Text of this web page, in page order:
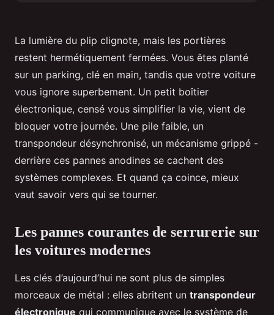
La lumière du plip clignote, mais les portières
restent hermétiquement fermées. Vous êtes planté
sur un parking, clé en main, tandis que votre voiture
vous ignore superbement. Un petit boîtier
électronique, censé vous simplifier la vie, vient de
bloquer votre journée. Une pile faible, un
transpondeur désynchronisé, un mécanisme grippé -
derrière ces pannes anodines se cachent des
systèmes complexes. Et quand ça coince, mieux
vaut savoir vers qui se tourner.
Les pannes courantes de serrurerie sur
les voitures modernes
Les clés d’aujourd’hui ne sont plus de simples
morceaux de métal : elles abritent un transpondeur
électronique qui communique avec le système de